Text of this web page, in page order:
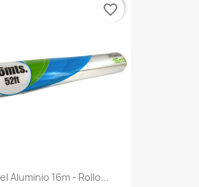
Aluminio 16m - Rollo...
favorite_border